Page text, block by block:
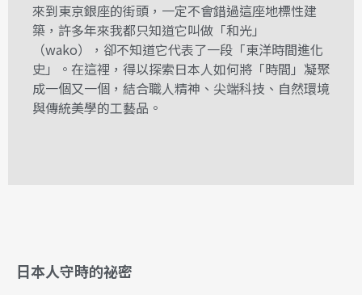
來到東京銀座的街頭，一定不會錯過這座地標性建
築，許多年來我都只知道它叫做「和光」
（wako），卻不知道它代表了一段「東洋時間進化
史」。在這裡，得以探索日本人如何將「時間」凝聚
成一個又一個，結合職人精神、尖端科技、自然環境
與傳統美學的工藝品。
日本人守時的祕密